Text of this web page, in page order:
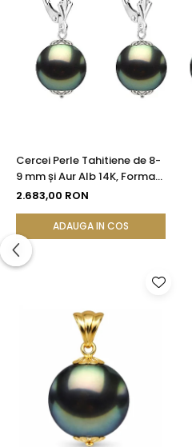
Cercei Perle Tahitiene de 8-
9 mm și Aur Alb 14K, Forma
Rotundă | KASKADDA®
2.683,00 RON
ADAUGA IN COS